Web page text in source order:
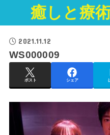
癒しと療
2021.11.12
WS000009
ポスト シェア